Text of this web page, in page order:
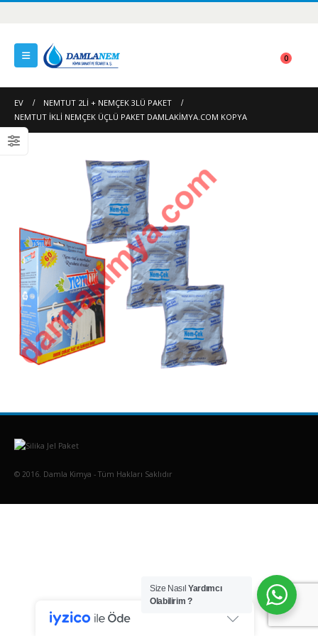
0
EV
NEMTUT 2LI + NEMÇEK 3LÜ PAKET
NEMTUT IKLI NEMÇEK ÜÇLÜ PAKET DAMLAKIMYA.COM KOPYA
© 2016. Damla Kimya - Tüm Hakları Saklıdır
Size NasılYardımcı
Olabilirim ?